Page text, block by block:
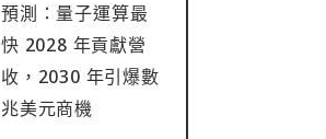
預測：量子運算最
快 2028 年貢獻營
收，2030 年引爆數
兆美元商機